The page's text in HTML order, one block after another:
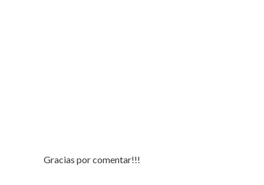
Gracias por comentar!!!